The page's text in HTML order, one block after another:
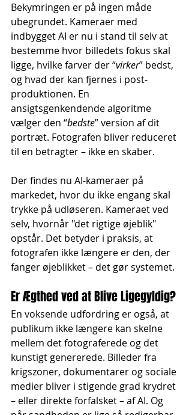
Bekymringen er på ingen måde
ubegrundet. Kameraer med
indbygget AI er nu i stand til selv at
bestemme hvor billedets fokus skal
ligge, hvilke farver der “virker” bedst,
og hvad der kan fjernes i post-
produktionen. En
ansigtsgenkendende algoritme
vælger den “bedste” version af dit
portræt. Fotografen bliver reduceret
til en betragter – ikke en skaber.
Der findes nu AI-kameraer på
markedet, hvor du ikke engang skal
trykke på udløseren. Kameraet ved
selv, hvornår "det rigtige øjeblik"
opstår. Det betyder i praksis, at
fotografen ikke længere er den, der
fanger øjeblikket – det gør systemet.
Er Ægthed ved at Blive Ligegyldig?
En voksende udfordring er også, at
publikum ikke længere kan skelne
mellem det fotograferede og det
kunstigt genererede. Billeder fra
krigszoner, dokumentarer og sociale
medier bliver i stigende grad krydret
– eller direkte forfalsket – af AI. Og